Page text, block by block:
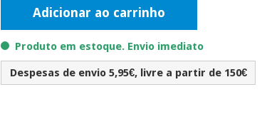
Adicionar ao carrinho
Produto em estoque. Envio imediato
Despesas de envio 5,95€, livre a partir de 150€